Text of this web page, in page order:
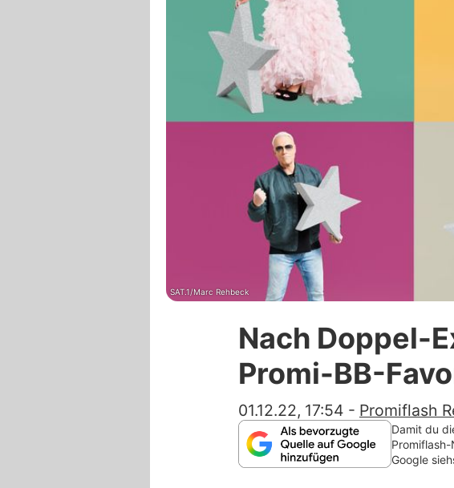
SAT.1/Marc Rehbeck
Nach Doppel-
Promi-BB-
01.12.22, 17:54 - Promiflash
Damit du
Google